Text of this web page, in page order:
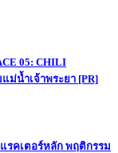
05: CHILI
ม่น้ำเจ้าพระยา [PR]
รคเตอร์หลัก พฤติกรรม